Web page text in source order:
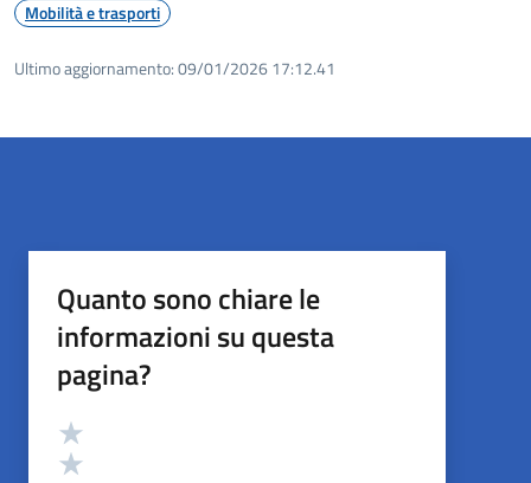
Mobilità e trasporti
Ultimo aggiornamento:09/01/2026 17:12.41
Quanto sono chiare le
informazioni su questa
pagina?
Valutazione